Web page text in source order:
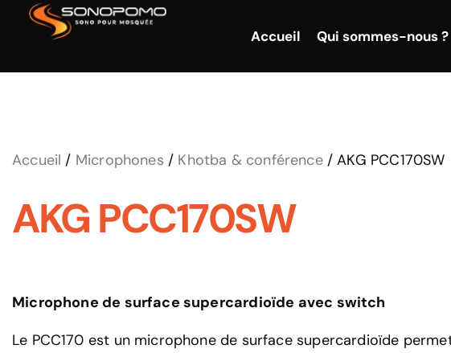
Accueil Qui sommes-nous ?
Accueil / Microphones / Khotba & conférence/ AKG PCC170SW
AKG PCC170SW
Microphone de surface supercardioïde avec switch
Le PCC170 est un microphone de surface supercardioïde